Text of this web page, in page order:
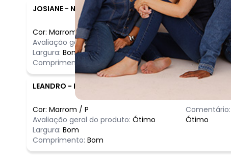
JOSIANE - NOVO BRASIL GOVERNADOR LI - ES
Cor: Marrom/M
Avaliação geral do produto: Ótimo
Largura: Bom
Comprimento:
Bom
Comentário:
Ótimo
LEANDRO - PALMITOS - SC
Cor: Marrom / P
Avaliação geral do produto: Ótimo
Largura: Bom
Comprimento: Bom
Comentário:
Ótimo